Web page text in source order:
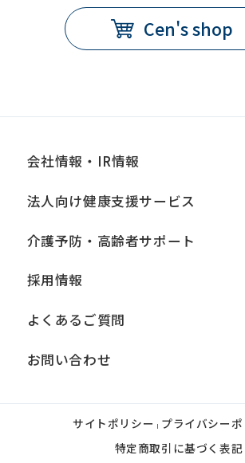
Cen's shop
会社情報・IR情報
法人向け健康支援サービス
介護予防・高齢者サポート
採用情報
よくあるご質問
お問い合わせ
サイトポリシー | プライバシーポ
特定商取引に基づく表記